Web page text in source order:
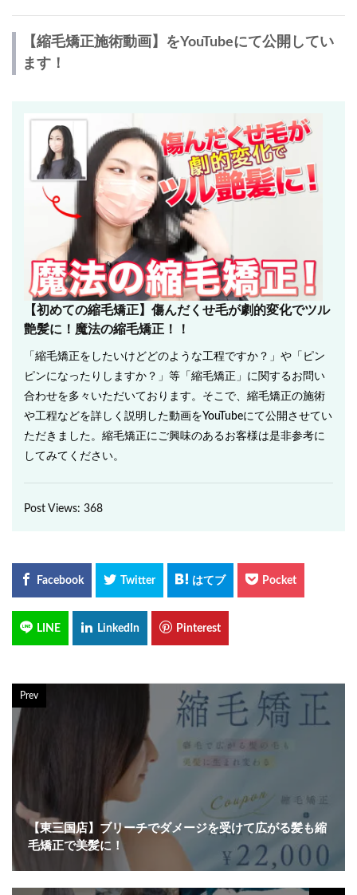
【縮毛矯正施術動画】をYouTubeにて公開してい
ます！
【初めての縮毛矯正】傷んだくせ毛が劇的変化でツル
艶髪に！魔法の縮毛矯正！！
「縮毛矯正をしたいけどどのような工程ですか？」や「ピン
ピンになったりしますか？」等「縮毛矯正」に関するお問い
合わせを多々いただいております。そこで、縮毛矯正の施術
や工程などを詳しく説明した動画をYouTubeにて公開させてい
ただきました。縮毛矯正にご興味のあるお客様は是非参考に
してみてください。
Post Views: 368
Prev
【東三国店】ブリーチでダメージを受けて広がる髪も縮
毛矯正で美髪に！